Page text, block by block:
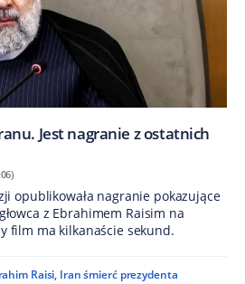
Jest nagranie z ostatnich
opublikowała nagranie pokazujące
z Ebrahimem Raisim na
film ma kilkanaście sekund.
Raisi, Iran śmierć prezydenta